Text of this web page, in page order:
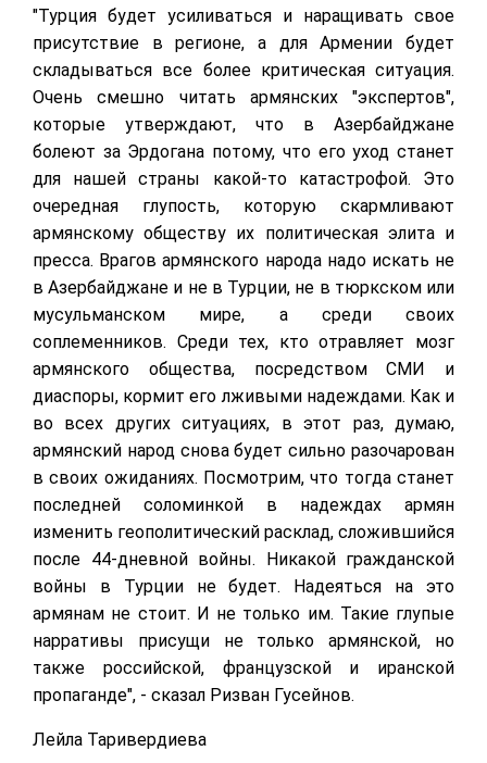
"Турция будет усиливаться и наращивать свое
присутствие в регионе, а для Армении будет
складываться все более критическая ситуация.
Очень смешно читать армянских "экспертов",
которые утверждают, что в Азербайджане
болеют за Эрдогана потому, что его уход станет
для нашей страны какой-то катастрофой. Это
очередная глупость, которую скармливают
армянскому обществу их политическая элита и
пресса. Врагов армянского народа надо искать не
в Азербайджане и не в Турции, не в тюркском или
мусульманском мире, а среди своих
соплеменников. Среди тех, кто отравляет мозг
армянского общества, посредством СМИ и
диаспоры, кормит его лживыми надеждами. Как и
во всех других ситуациях, в этот раз, думаю,
армянский народ снова будет сильно разочарован
в своих ожиданиях. Посмотрим, что тогда станет
последней соломинкой в надеждах армян
изменить геополитический расклад, сложившийся
после 44-дневной войны. Никакой гражданской
войны в Турции не будет. Надеяться на это
армянам не стоит. И не только им. Такие глупые
нарративы присущи не только армянской, но
также российской, французской и иранской
пропаганде", - сказал Ризван Гусейнов.
Лейла Таривердиева